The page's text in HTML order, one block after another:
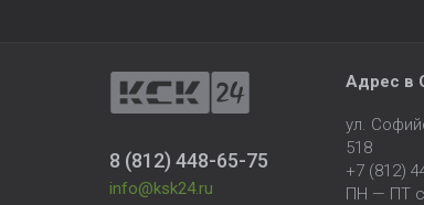
8 (812) 448-65-75
info@ksk24.ru
Адрес в
ул.
518
+7 (812)
ПН — ПТ с